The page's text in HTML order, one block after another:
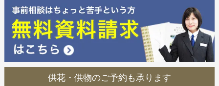
供花・供物のご予約も承ります